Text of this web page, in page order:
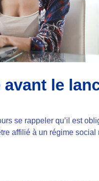
le
se rappeler qu’il est
affilié à un régime social